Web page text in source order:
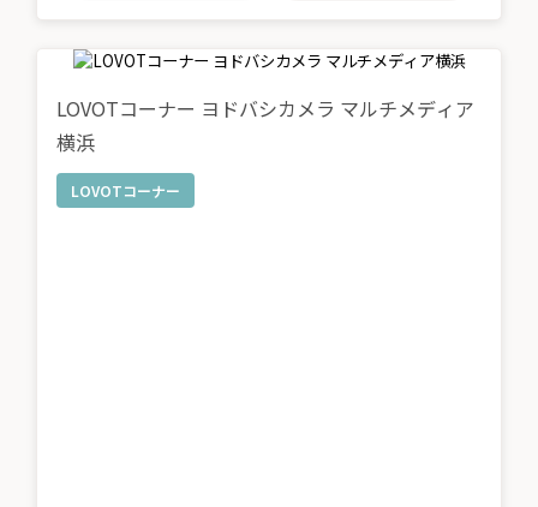
LOVOTコーナー ヨドバシカメラ マルチメディア
横浜
LOVOTコーナー